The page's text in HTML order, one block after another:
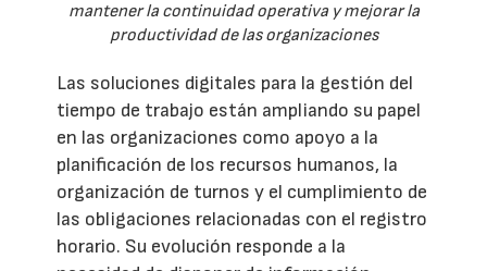
mantener la continuidad operativa y mejorar la
productividad de las organizaciones
Las soluciones digitales para la gestión del
tiempo de trabajo están ampliando su papel
en las organizaciones como apoyo a la
planificación de los recursos humanos, la
organización de turnos y el cumplimiento de
las obligaciones relacionadas con el registro
horario. Su evolución responde a la